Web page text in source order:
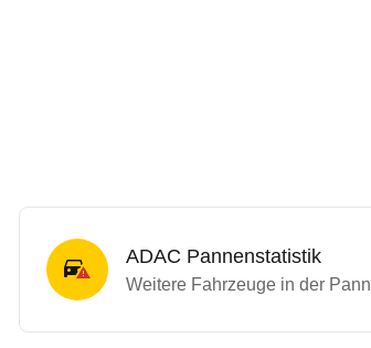
ADAC Pannenstatistik
Weitere Fahrzeuge in der